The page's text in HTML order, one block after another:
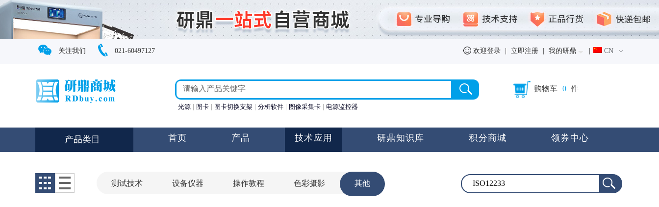
关注我们 021-60497127 欢迎登录 立即注册 我的研鼎 CN
光源 图卡 图卡切换支架 分析软件 图像采集卡 电源监控器
购物车 0 件
产品类目 首页 产品 技术应用 研鼎知识库 积分商城 领券中心
测试技术 设备仪器 操作教程 色彩摄影 其他